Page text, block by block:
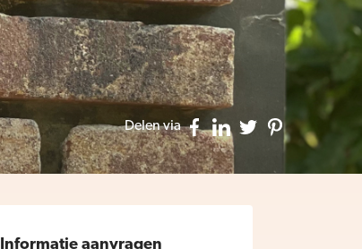
Delen via
Informatie aanvragen